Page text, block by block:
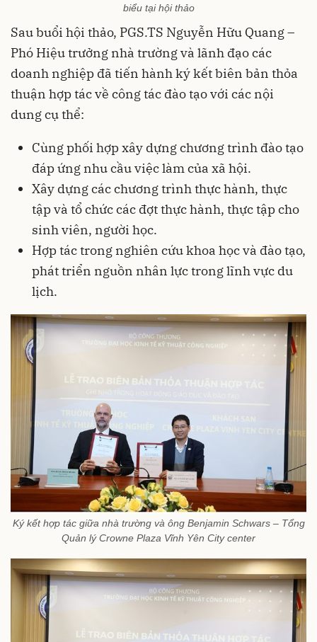
biểu tại hội thảo
Sau buổi hội thảo, PGS.TS Nguyễn Hữu Quang –
Phó Hiệu trưởng nhà trường và lãnh đạo các
doanh nghiệp đã tiến hành ký kết biên bản thỏa
thuận hợp tác về công tác đào tạo với các nội
dung cụ thể:
Cùng phối hợp xây dựng chương trình đào tạo
đáp ứng nhu cầu việc làm của xã hội.
Xây dựng các chương trình thực hành, thực
tập và tổ chức các đợt thực hành, thực tập cho
sinh viên, người học.
Hợp tác trong nghiên cứu khoa học và đào tạo,
phát triển nguồn nhân lực trong lĩnh vực du
lịch.
Ký kết hợp tác giữa nhà trường và ông Benjamin Schwars – Tổng
Quản lý Crowne Plaza Vĩnh Yên City center